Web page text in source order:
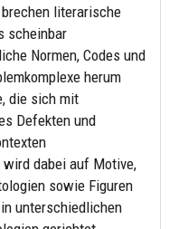
literarische
scheinbar
Normen, Codes und
herum
die sich mit
Defekten und
dabei auf Motive,
sowie Figuren
unterschiedlichen